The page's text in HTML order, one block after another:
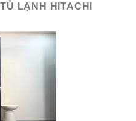
LẠNH HITACHI